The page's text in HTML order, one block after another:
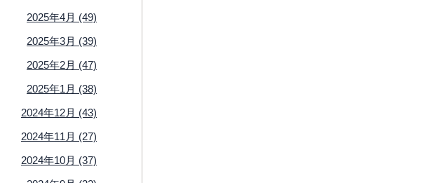
2025年4月 (49)
2025年3月 (39)
2025年2月 (47)
2025年1月 (38)
2024年12月 (43)
2024年11月 (27)
2024年10月 (37)